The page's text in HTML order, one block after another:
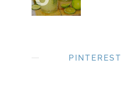
PINTEREST